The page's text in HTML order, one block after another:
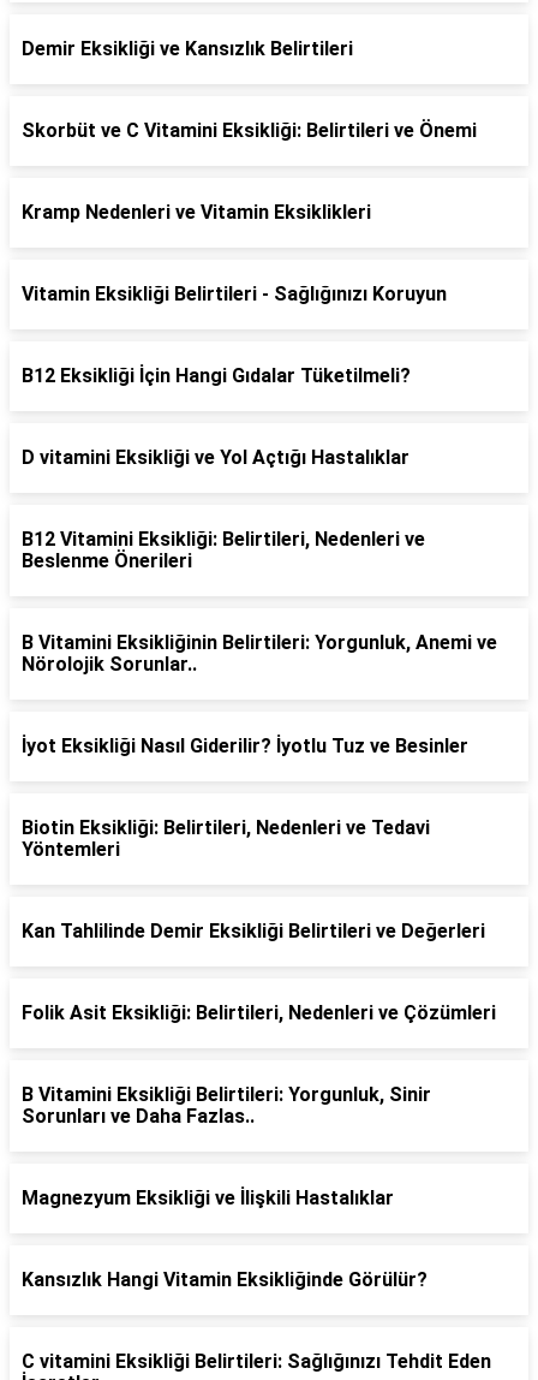
Demir Eksikliği ve Kansızlık Belirtileri
Skorbüt ve C Vitamini Eksikliği: Belirtileri ve Önemi
Kramp Nedenleri ve Vitamin Eksiklikleri
Vitamin Eksikliği Belirtileri - Sağlığınızı Koruyun
B12 Eksikliği İçin Hangi Gıdalar Tüketilmeli?
D vitamini Eksikliği ve Yol Açtığı Hastalıklar
B12 Vitamini Eksikliği: Belirtileri, Nedenleri ve
Beslenme Önerileri
B Vitamini Eksikliğinin Belirtileri: Yorgunluk, Anemi ve
Nörolojik Sorunlar..
İyot Eksikliği Nasıl Giderilir? İyotlu Tuz ve Besinler
Biotin Eksikliği: Belirtileri, Nedenleri ve Tedavi
Yöntemleri
Kan Tahlilinde Demir Eksikliği Belirtileri ve Değerleri
Folik Asit Eksikliği: Belirtileri, Nedenleri ve Çözümleri
B Vitamini Eksikliği Belirtileri: Yorgunluk, Sinir
Sorunları ve Daha Fazlas..
Magnezyum Eksikliği ve İlişkili Hastalıklar
Kansızlık Hangi Vitamin Eksikliğinde Görülür?
C vitamini Eksikliği Belirtileri: Sağlığınızı Tehdit Eden